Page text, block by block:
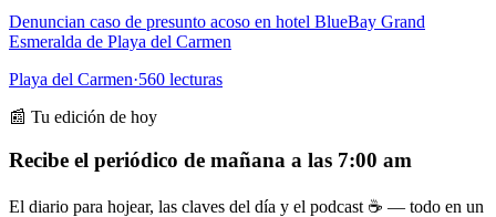
Denuncian caso de presunto acoso en hotel BlueBay Grand
Esmeralda de Playa del Carmen
Playa del Carmen·560 lecturas
📰 Tu edición de hoy
Recibe el periódico de mañana a las 7:00 am
El diario para hojear, las claves del día y el podcast ☕ — todo en un